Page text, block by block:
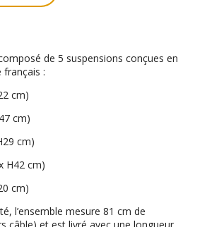
de 5 suspensions conçues en
français :
cm)
cm)
cm)
H42 cm)
cm)
l’ensemble mesure 81 cm de
câble) et est livré avec une longueur